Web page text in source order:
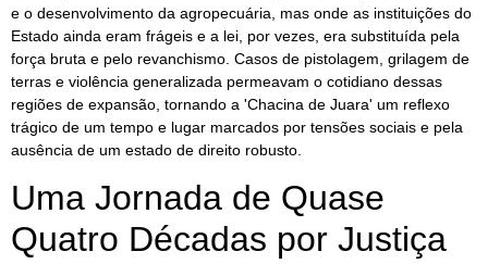
e o desenvolvimento da agropecuária, mas onde as instituições do
Estado ainda eram frágeis e a lei, por vezes, era substituída pela
força bruta e pelo revanchismo. Casos de pistolagem, grilagem de
terras e violência generalizada permeavam o cotidiano dessas
regiões de expansão, tornando a 'Chacina de Juara' um reflexo
trágico de um tempo e lugar marcados por tensões sociais e pela
ausência de um estado de direito robusto.
Uma Jornada de Quase
Quatro Décadas por Justiça